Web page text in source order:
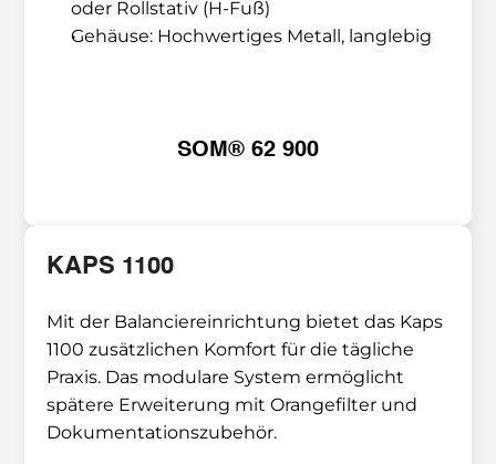
oder Rollstativ (H-Fuß)
Gehäuse: Hochwertiges Metall, langlebig
SOM® 62 900
KAPS 1100
Mit der Balanciereinrichtung bietet das Kaps
1100 zusätzlichen Komfort für die tägliche
Praxis. Das modulare System ermöglicht
spätere Erweiterung mit Orangefilter und
Dokumentationszubehör.